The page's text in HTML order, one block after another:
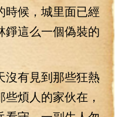
時候，城里面已經
錚這么一個偽裝的
有見到那些狂熱
煩人的家伙在，